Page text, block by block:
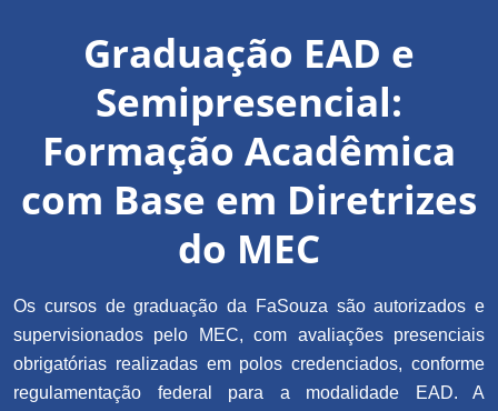
Graduação EAD e
Semipresencial:
Formação Acadêmica
com Base em Diretrizes
do MEC
Os cursos de graduação da FaSouza são autorizados e
supervisionados pelo MEC, com avaliações presenciais
obrigatórias realizadas em polos credenciados, conforme
regulamentação federal para a modalidade EAD. A